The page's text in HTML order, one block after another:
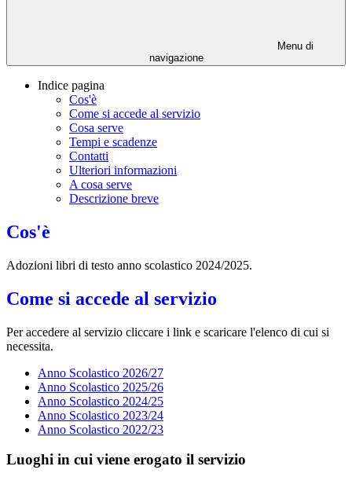
Menu di
navigazione
Indice pagina
Cos'è
Come si accede al servizio
Cosa serve
Tempi e scadenze
Contatti
Ulteriori informazioni
A cosa serve
Descrizione breve
Cos'è
Adozioni libri di testo anno scolastico 2024/2025.
Come si accede al servizio
Per accedere al servizio cliccare i link e scaricare l'elenco di cui si
necessita.
Anno Scolastico 2026/27
Anno Scolastico 2025/26
Anno Scolastico 2024/25
Anno Scolastico 2023/24
Anno Scolastico 2022/23
Luoghi in cui viene erogato il servizio